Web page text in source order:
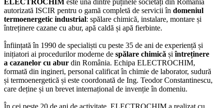
autorizată ISCIR pentru o gamă completă de servicii în domeniul
termoenergetic industrial: spălare chimică, instalare, montare și
întreținere cazane cu abur, apă caldă și apă fierbinte.
Înființată în 1990 de specialiști cu peste 35 de ani de experiență și
inițiatori ai procedurilor moderne de spălare chimică șiîntreținere
a cazanelor cu abur din România. Echipa ELECTROCHIM,
formată din ingineri, personal calificat în chimie de laborator, sudură
și termoenergetică și este coordonată de Ing. Teodor Constantinescu,
care deține și un brevet internațional de invenție în domeniu.
În cei peste 20 de ani de activitate, ELECTROCHIM a realizat cu